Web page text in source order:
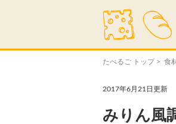
たべるご トップ> 食
2017年6月21日更新
みりん風